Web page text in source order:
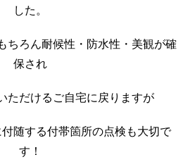
した。
ちろん耐候性・防水性・美観が確
保され
ただけるご自宅に戻りますが
随する付帯箇所の点検も大切で
す！